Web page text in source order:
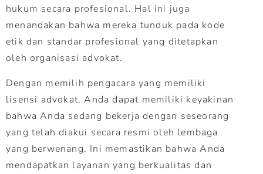
hukum secara profesional. Hal ini juga
menandakan bahwa mereka tunduk pada kode
etik dan standar profesional yang ditetapkan
oleh organisasi advokat.
Dengan memilih pengacara yang memiliki
lisensi advokat, Anda dapat memiliki keyakinan
bahwa Anda sedang bekerja dengan seseorang
yang telah diakui secara resmi oleh lembaga
yang berwenang. Ini memastikan bahwa Anda
mendapatkan layanan yang berkualitas dan